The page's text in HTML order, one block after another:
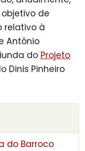
de
relativo à
Antônio
do Projeto
Dinis Pinheiro
do Barroco